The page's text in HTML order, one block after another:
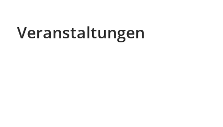
Veranstaltungen